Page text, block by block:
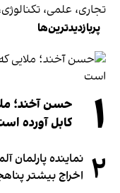
تجاری، علمی،
پربازدیدترین‌ها
۱
حسن آخند؛
کابل آورده
۲ نماینده پارلمان
اخراج بیشتر